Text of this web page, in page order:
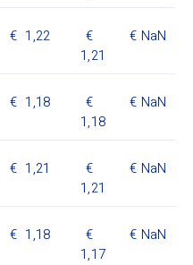
1,22
1,21
NaN
1,18
1,18
NaN
1,21
1,21
NaN
1,18
1,17
NaN